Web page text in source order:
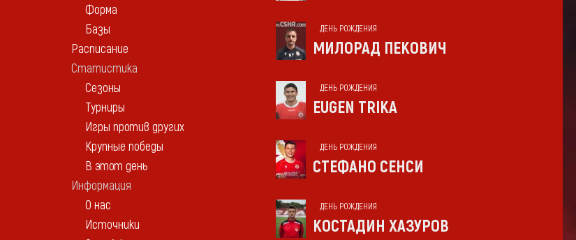
Форма
Базы
Расписание
Статистика
Сезоны
Турниры
Игры против других
Крупные победы
В этот день
Информация
О нас
Источники
ДЕНЬ РОЖДЕНИЯ
МИЛОРАД ПЕКОВИЧ
ДЕНЬ РОЖДЕНИЯ
EUGEN TRIKA
ДЕНЬ РОЖДЕНИЯ
СТЕФАНО СЕНСИ
ДЕНЬ РОЖДЕНИЯ
КОСТАДИН ХАЗУРОВ